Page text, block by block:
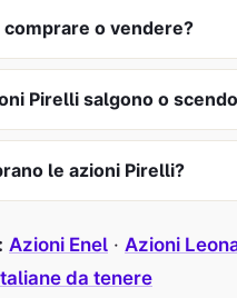
o vendere?
Pirelli salgono o
le azioni Pirelli?
Azioni Enel · Azioni
da tenere